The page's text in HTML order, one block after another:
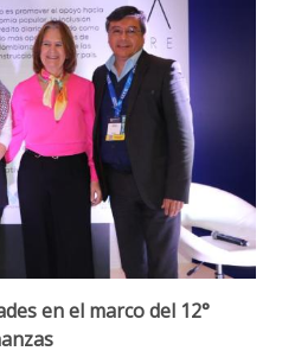
en el marco del 12°